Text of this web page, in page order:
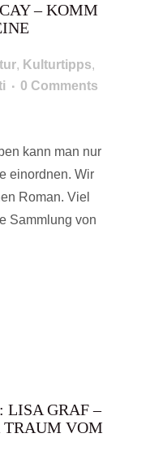
– KOMM
, Kulturtipps,
0 Comments
kann man nur
einordnen. Wir
Roman. Viel
Sammlung von
LISA GRAF –
TRAUM VOM